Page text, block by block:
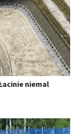
niemal